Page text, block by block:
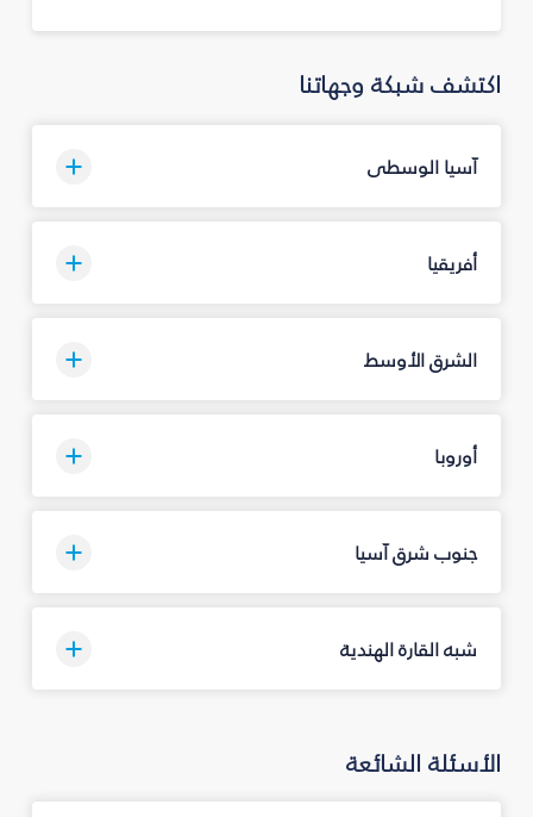
اكتشف شبكة وجهاتنا
آسيا الوسطى
أفريقيا
الشرق الأوسط
أوروبا
جنوب شرق آسيا
شبه القارة الهندية
الأسئلة الشائعة